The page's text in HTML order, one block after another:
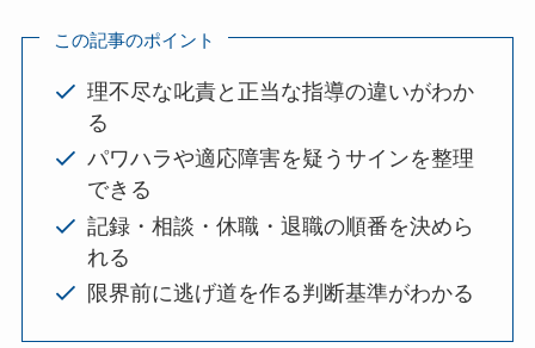
この記事のポイント
理不尽な叱責と正当な指導の違いがわか
る
パワハラや適応障害を疑うサインを整理
できる
記録・相談・休職・退職の順番を決めら
れる
限界前に逃げ道を作る判断基準がわかる